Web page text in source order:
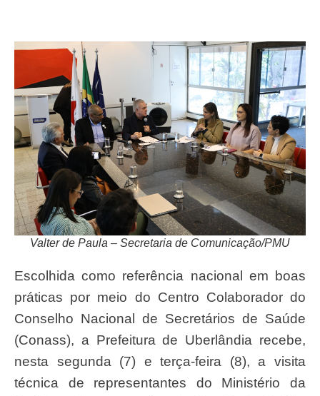
Valter de Paula – Secretaria de Comunicação/PMU
Escolhida como referência nacional em boas
práticas por meio do Centro Colaborador do
Conselho Nacional de Secretários de Saúde
(Conass), a Prefeitura de Uberlândia recebe,
nesta segunda (7) e terça-feira (8), a visita
técnica de representantes do Ministério da